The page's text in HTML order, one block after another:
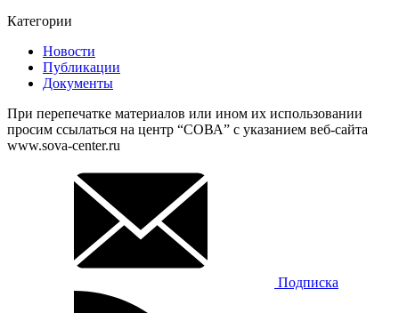
Категории
Новости
Публикации
Документы
При перепечатке материалов или ином их использовании
просим ссылаться на центр “СОВА” с указанием веб-сайта
www.sova-center.ru
Подписка